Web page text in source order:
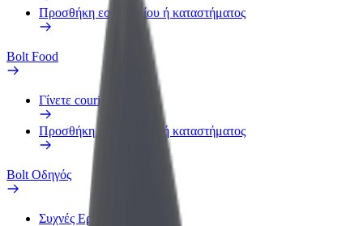
Προσθήκη εστιατορίου ή καταστήματος
Bolt Food
Γίνετε courier
Προσθήκη εστιατορίου ή καταστήματος
Bolt Οδηγός
Συχνές Ερωτήσεις